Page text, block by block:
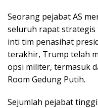
Seorang pejabat AS
seluruh rapat strategis
inti tim penasihat
terakhir, Trump telah
opsi militer, termasuk
Room Gedung Putih.
Sejumlah pejabat